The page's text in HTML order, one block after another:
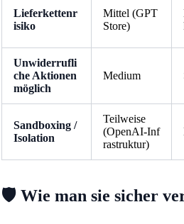
Lieferkettenr
isiko
Mittel (GPT
Store)
Unwiderrufli
che Aktionen
möglich
Medium
Sandboxing /
Isolation
Teilweise
(OpenAI-Inf
rastruktur)
🛡️ Wie man sie sicher